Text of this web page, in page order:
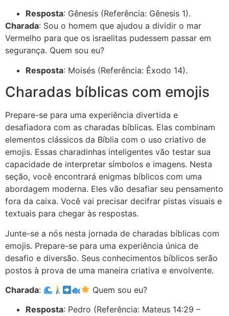
Resposta: Gênesis (Referência: Gênesis 1).
Charada: Sou o homem que ajudou a dividir o mar
Vermelho para que os israelitas pudessem passar em
segurança. Quem sou eu?
Resposta: Moisés (Referência: Êxodo 14).
Charadas bíblicas com emojis
Prepare-se para uma experiência divertida e
desafiadora com as charadas bíblicas. Elas combinam
elementos clássicos da Bíblia com o uso criativo de
emojis. Essas charadinhas inteligentes vão testar sua
capacidade de interpretar símbolos e imagens. Nesta
seção, você encontrará enigmas bíblicos com uma
abordagem moderna. Eles vão desafiar seu pensamento
fora da caixa. Você vai precisar decifrar pistas visuais e
textuais para chegar às respostas.
Junte-se a nós nesta jornada de charadas bíblicas com
emojis. Prepare-se para uma experiência única de
desafio e diversão. Seus conhecimentos bíblicos serão
postos à prova de uma maneira criativa e envolvente.
Charada:
Quem sou eu?
Resposta: Pedro (Referência: Mateus 14:29 –